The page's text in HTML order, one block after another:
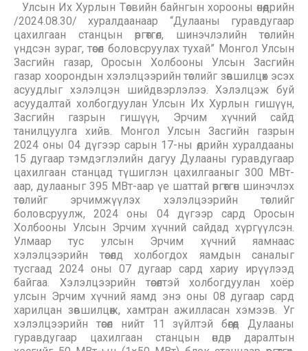
Улсын Их Хурлын Төсвийн байнгын хорооны өнөөдрийн
/2024.08.30/ хуралдаанаар “Дулааны гуравдугаар
цахилгаан станцын өргөтгөл, шинэчлэлийн төслийн
үндсэн зураг, төсөл боловсруулах тухай” Монгол Улсын
Засгийн газар, Оросын Холбооны Улсын Засгийн
газар хоорондын хэлэлцээрийн төслийг зөвшилцөх эсэх
асуудлыг хэлэлцэн шийдвэрлэлээ. Хэлэлцэж буй
асуудалтай холбогдуулан Улсын Их Хурлын гишүүн,
Засгийн газрын гишүүн, Эрчим хүчний сайд
танилцуулга хийв. Монгол Улсын Засгийн газрын
2024 оны 04 дүгээр сарын 17-ны өдрийн хуралдааны
15 дугаар тэмдэглэлийн дагуу Дулааны гуравдугаар
цахилгаан станцад түшиглэн цахилгааныг 300 МВт-
аар, дулааныг 395 МВт-аар үе шаттай өргөтгөн шинэчлэх
төслийг эрчимжүүлэх хэлэлцээрийн төслийг
боловсруулж, 2024 оны 04 дүгээр сард Оросын
Холбооны Улсын Эрчим хүчний сайдад хүргүүлсэн.
Улмаар тус улсын Эрчим хүчний яамнаас
хэлэлцээрийн төсөлд холбогдох яамдын саналыг
тусгаад 2024 оны 07 дугаар сард хариу ирүүлээд
байгаа. Хэлэлцээрийн төсөлтэй холбогдуулан хоёр
улсын Эрчим хүчний яамд энэ оны 08 дугаар сард
харилцан зөвшилцөж, хамтран ажилласан хэмээв. Уг
хэлэлцээрийн төсөл нийт 11 зүйлтэй бөгөөд Дулааны
гуравдугаар цахилгаан станцын өндөр даралтын